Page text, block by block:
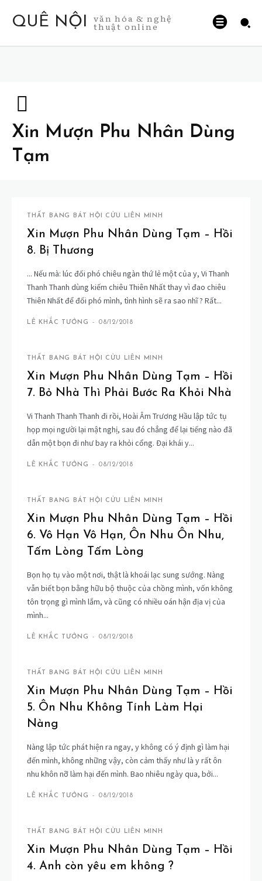
QUÊ NỘI văn hóa & nghệ
thuật online
Xin Mượn Phu Nhân Dùng
Tạm
THẤT BANG BÁT HỘI CỬU LIÊN MINH
Xin Mượn Phu Nhân Dùng Tạm – Hồi
8. Bị Thương
... Nếu mà: lúc đối phó chiêu ngàn thứ lẻ một của y, Vi Thanh
Thanh Thanh dùng kiếm chiêu Thiên Nhất thay vì đao chiêu
Thiên Nhất để đối phó mình, tình hình sẽ ra sao nhĩ ? Rất...
LÊ KHẮC TƯỞNG - 08/12/2018
THẤT BANG BÁT HỘI CỬU LIÊN MINH
Xin Mượn Phu Nhân Dùng Tạm – Hồi
7. Bỏ Nhà Thì Phải Bước Ra Khỏi Nhà
Vi Thanh Thanh Thanh đi rồi, Hoài Âm Trương Hầu lập tức tụ
họp mọi người lại mật nghị, sau đó chẳng để lại tiếng nào đã
dẫn một bọn đi như bay ra khỏi cổng. Đại khái y...
LÊ KHẮC TƯỞNG - 08/12/2018
THẤT BANG BÁT HỘI CỬU LIÊN MINH
Xin Mượn Phu Nhân Dùng Tạm – Hồi
6. Vô Hạn Vô Hạn, Ôn Nhu Ôn Nhu,
Tấm Lòng Tấm Lòng
Bọn họ tụ vào một nơi, thật là khoái lạc sung sướng. Nàng
vẫn biết bọn bằng hữu bộ thuộc của chồng mình, vốn không
tôn trọng gì mình lắm, và cũng có nhiều oán hận địa vị của
mình...
LÊ KHẮC TƯỞNG - 08/12/2018
THẤT BANG BÁT HỘI CỬU LIÊN MINH
Xin Mượn Phu Nhân Dùng Tạm – Hồi
5. Ôn Nhu Không Tính Làm Hại
Nàng
Nàng lập tức phát hiện ra ngay, y không có ý định gì làm hại
đến mình, không những vậy, còn cảm thấy như là y rất ôn
nhu khôn nỡ làm hại đến mình. Bao nhiêu ngày qua, bởi...
LÊ KHẮC TƯỞNG - 08/12/2018
THẤT BANG BÁT HỘI CỬU LIÊN MINH
Xin Mượn Phu Nhân Dùng Tạm – Hồi
4. Anh còn yêu em không ?